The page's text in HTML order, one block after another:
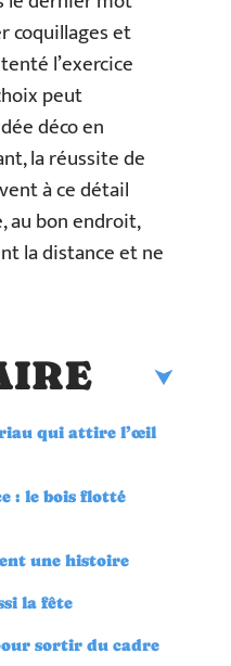
coquillages et
l’exercice
peut
déco en
la réussite de
à ce détail
au bon endroit,
la distance et ne
qui attire l’œil
: le bois flotté
une histoire
la fête
sortir du cadre